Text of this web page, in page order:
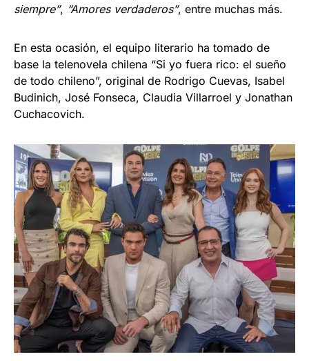
siempre”, “Amores verdaderos”, entre muchas más.
En esta ocasión, el equipo literario ha tomado de
base la telenovela chilena “Si yo fuera rico: el sueño
de todo chileno”, original de Rodrigo Cuevas, Isabel
Budinich, José Fonseca, Claudia Villarroel y Jonathan
Cuchacovich.